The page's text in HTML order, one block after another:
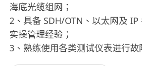
海底光缆组网；
2、具备 SDH/OTN、以太网及 IP
实操管理经验；
3、熟练使用各类测试仪表进行故